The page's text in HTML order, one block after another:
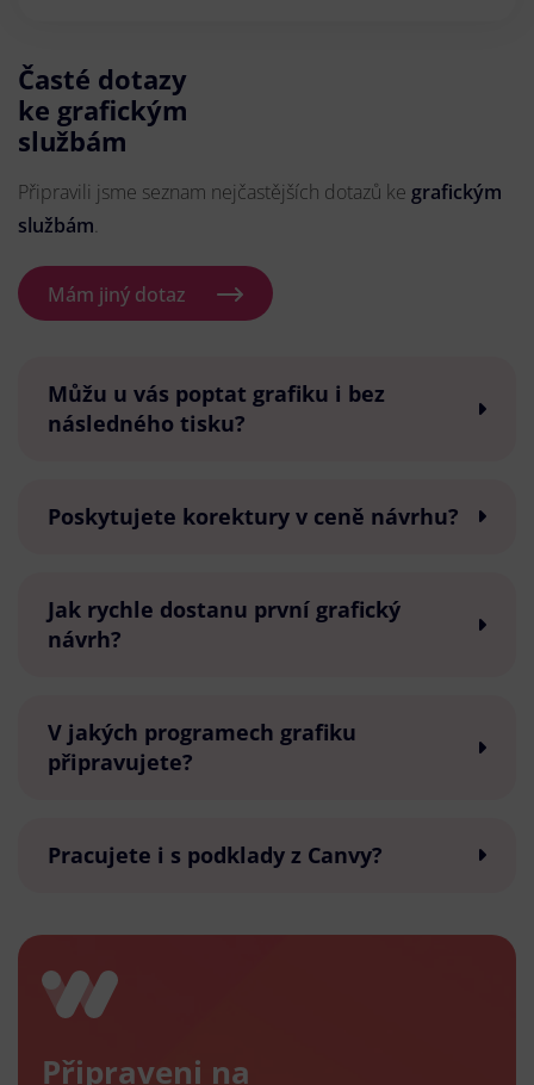
Časté dotazy
ke grafickým
službám
Připravili jsme seznam nejčastějších dotazů ke grafickým
službám.
Mám jiný dotaz
Můžu u vás poptat grafiku i bez
následného tisku?
Poskytujete korektury v ceně návrhu?
Jak rychle dostanu první grafický
návrh?
V jakých programech grafiku
připravujete?
Pracujete i s podklady z Canvy?
Připraveni na